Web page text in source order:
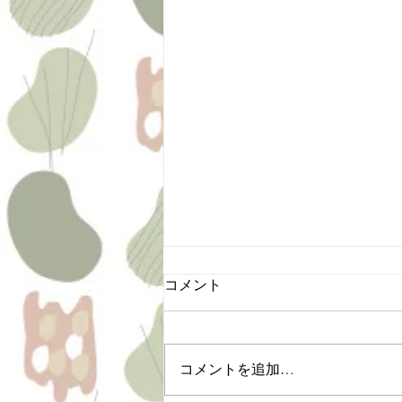
お馬流しお楽しみDays
コメント
コメントを追加…